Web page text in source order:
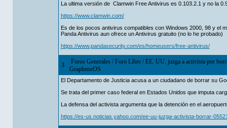
La ultima versión de Clamwin Free Antivirus es 0.103.2.1 y no la
https://www.clamwin.com/
Es de los pocos antivirus compatibles con Windows 2000, 98 y el
Panda Antivirus aun ofrece un Antivirus gratuito (no lo he probado)
https://www.pandasecurity.com/es/homeusers/free-antivirus/
3 Foros Generales/Foro Libre/EE. UU. juzga a activista por
GrapheneOS
El Departamento de Justicia acusa a un ciudadano de borrar su
Se trata del primer caso federal en Estados Unidos que imputa
La defensa del activista argumenta que la detención en el
https://es-us.noticias.yahoo.com/ee-uu-juzga-activista-borrar-